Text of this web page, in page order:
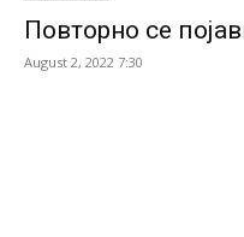
Повторно се
August 2, 2022 7:30